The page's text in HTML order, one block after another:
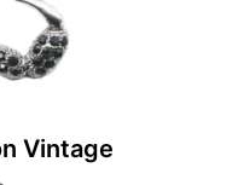
Vintage